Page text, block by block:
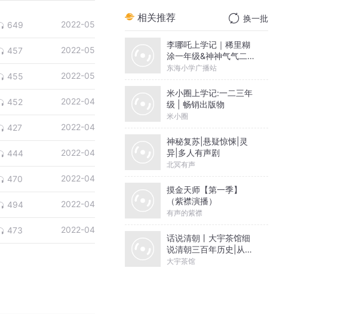
649 2022-05
457 2022-05
455 2022-05
452 2022-04
427 2022-04
444 2022-04
470 2022-04
494 2022-04
473 2022-04
相关推荐 换一批
李哪吒上学记｜稀里糊
涂一年级&神神气气二年
级
东海小学广播站
米小圈上学记:一二三年
级 | 畅销出版物
米小圈
神秘复苏|悬疑惊悚|灵
异|多人有声剧
北冥有声
摸金天师【第一季】
（紫襟演播）
有声的紫襟
话说清朝丨大宇茶馆细
说清朝三百年历史|从努
尔哈赤到末代皇帝溥仪|
大宇茶馆